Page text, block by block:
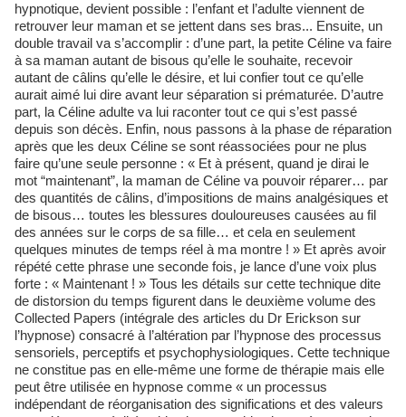
hypnotique, devient possible : l’enfant et l’adulte viennent de
retrouver leur maman et se jettent dans ses bras... Ensuite, un
double travail va s’accomplir : d’une part, la petite Céline va faire
à sa maman autant de bisous qu’elle le souhaite, recevoir
autant de câlins qu’elle le désire, et lui confier tout ce qu’elle
aurait aimé lui dire avant leur séparation si prématurée. D’autre
part, la Céline adulte va lui raconter tout ce qui s’est passé
depuis son décès. Enfin, nous passons à la phase de réparation
après que les deux Céline se sont réassociées pour ne plus
faire qu’une seule personne : « Et à présent, quand je dirai le
mot “maintenant”, la maman de Céline va pouvoir réparer… par
des quantités de câlins, d’impositions de mains analgésiques et
de bisous… toutes les blessures douloureuses causées au fil
des années sur le corps de sa fille… et cela en seulement
quelques minutes de temps réel à ma montre ! » Et après avoir
répété cette phrase une seconde fois, je lance d’une voix plus
forte : « Maintenant ! » Tous les détails sur cette technique dite
de distorsion du temps figurent dans le deuxième volume des
Collected Papers (intégrale des articles du Dr Erickson sur
l’hypnose) consacré à l’altération par l’hypnose des processus
sensoriels, perceptifs et psychophysiologiques. Cette technique
ne constitue pas en elle-même une forme de thérapie mais elle
peut être utilisée en hypnose comme « un processus
indépendant de réorganisation des significations et des valeurs